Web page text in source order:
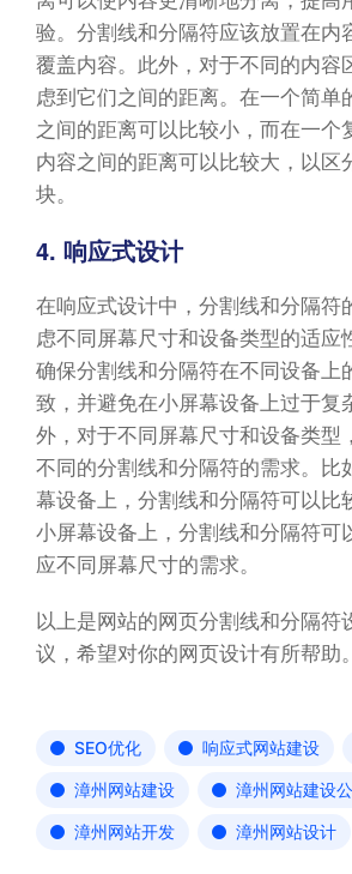
验。分割线和分隔符应该放置在内
覆盖内容。此外，对于不同的内容
虑到它们之间的距离。在一个简单
之间的距离可以比较小，而在一个
内容之间的距离可以比较大，以区
块。
4. 响应式设计
在响应式设计中，分割线和分隔符
虑不同屏幕尺寸和设备类型的适应
确保分割线和分隔符在不同设备上
致，并避免在小屏幕设备上过于复
外，对于不同屏幕尺寸和设备类型
不同的分割线和分隔符的需求。比
幕设备上，分割线和分隔符可以比
小屏幕设备上，分割线和分隔符可
应不同屏幕尺寸的需求。
以上是网站的网页分割线和分隔符
议，希望对你的网页设计有所帮助。
SEO优化 响应式网站建设
漳州网站建设 漳州网站建设
漳州网站开发 漳州网站设计